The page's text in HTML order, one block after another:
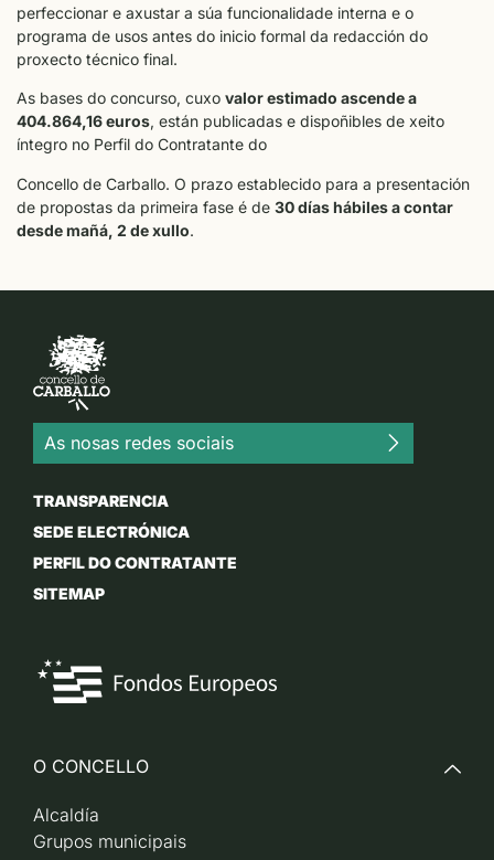
perfeccionar e axustar a súa funcionalidade interna e o
programa de usos antes do inicio formal da redacción do
proxecto técnico final.
As bases do concurso, cuxo valor estimado ascende a
404.864,16 euros, están publicadas e dispoñibles de xeito
íntegro no Perfil do Contratante do
Concello de Carballo. O prazo establecido para a presentación
de propostas da primeira fase é de 30 días hábiles a contar
desde mañá, 2 de xullo.
As nosas redes sociais
TRANSPARENCIA
SEDE ELECTRÓNICA
PERFIL DO CONTRATANTE
SITEMAP
O CONCELLO
Alcaldía
Grupos municipais